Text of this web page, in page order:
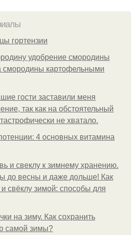
гортензии
удобрение смородины
смородины картофельными
гости заставили меня
так как на обстоятельный
не хватало.
4 основных витамина
и свеклу к зимнему хранению.
до весны и даже дольше! Как
свёклу зимой: способы для
на зиму. Как сохранить
самой зимы?